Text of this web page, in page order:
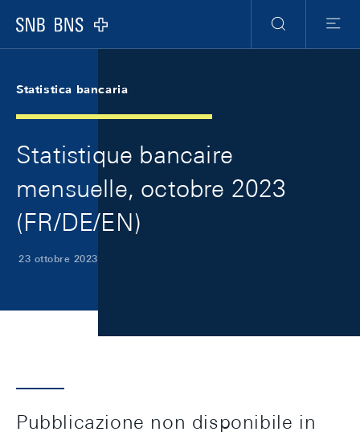
Logo
Ricerca
Menu
Statistica bancaria
Statistique bancaire
mensuelle, octobre 2023
(FR/DE/EN)
23 ottobre 2023
Pubblicazione non disponibile in